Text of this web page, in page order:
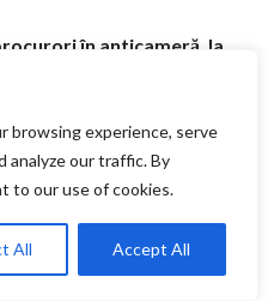
browsing experience, serve
analyze our traffic. By
to our use of cookies.
All Accept All
în anticameră, la
punga, și le spune că
și a reacțiilor,